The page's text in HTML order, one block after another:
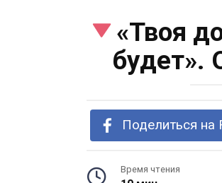
«Твоя
будет».
Поделиться на
Время чтения